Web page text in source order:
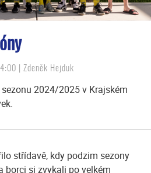
| Zdeněk Hejduk
2024/2025 v Krajském
střídavě, kdy podzim sezony
borci si zvykali po velkém